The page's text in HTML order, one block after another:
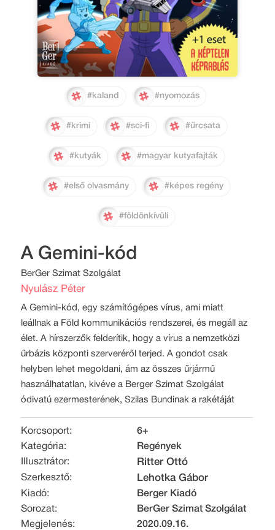
#kaland #nyomozás
#krimi #sci-fi #űrcsata
#kutyák #magyar kutyafajták
#első olvasmány #képes regény
#földönkívüli
A Gemini-kód
BerGer Szimat Szolgálat
Nyulász Péter
A Gemini-kód, egy számítógépes vírus, ami miatt
leállnak a Föld kommunikációs rendszerei, és megáll az
élet. A hírszerzők felderítik, hogy a vírus a nemzetközi
űrbázis központi szerveréről terjed. A gondot csak
helyben lehet megoldani, ám az összes űrjármű
használhatatlan, kivéve a Berger Szimat Szolgálat
ódivatú ezermesterének, Szilas Bundinak a rakétáját
Korcsoport:
6+
Kategória:
Regények
Illusztrátor:
Ritter Ottó
Szerkesztő: Lehotka Gábor
Kiadó:
Berger Kiadó
Sorozat:
BerGer Szimat Szolgálat
Megjelenés:
2020.09.16.